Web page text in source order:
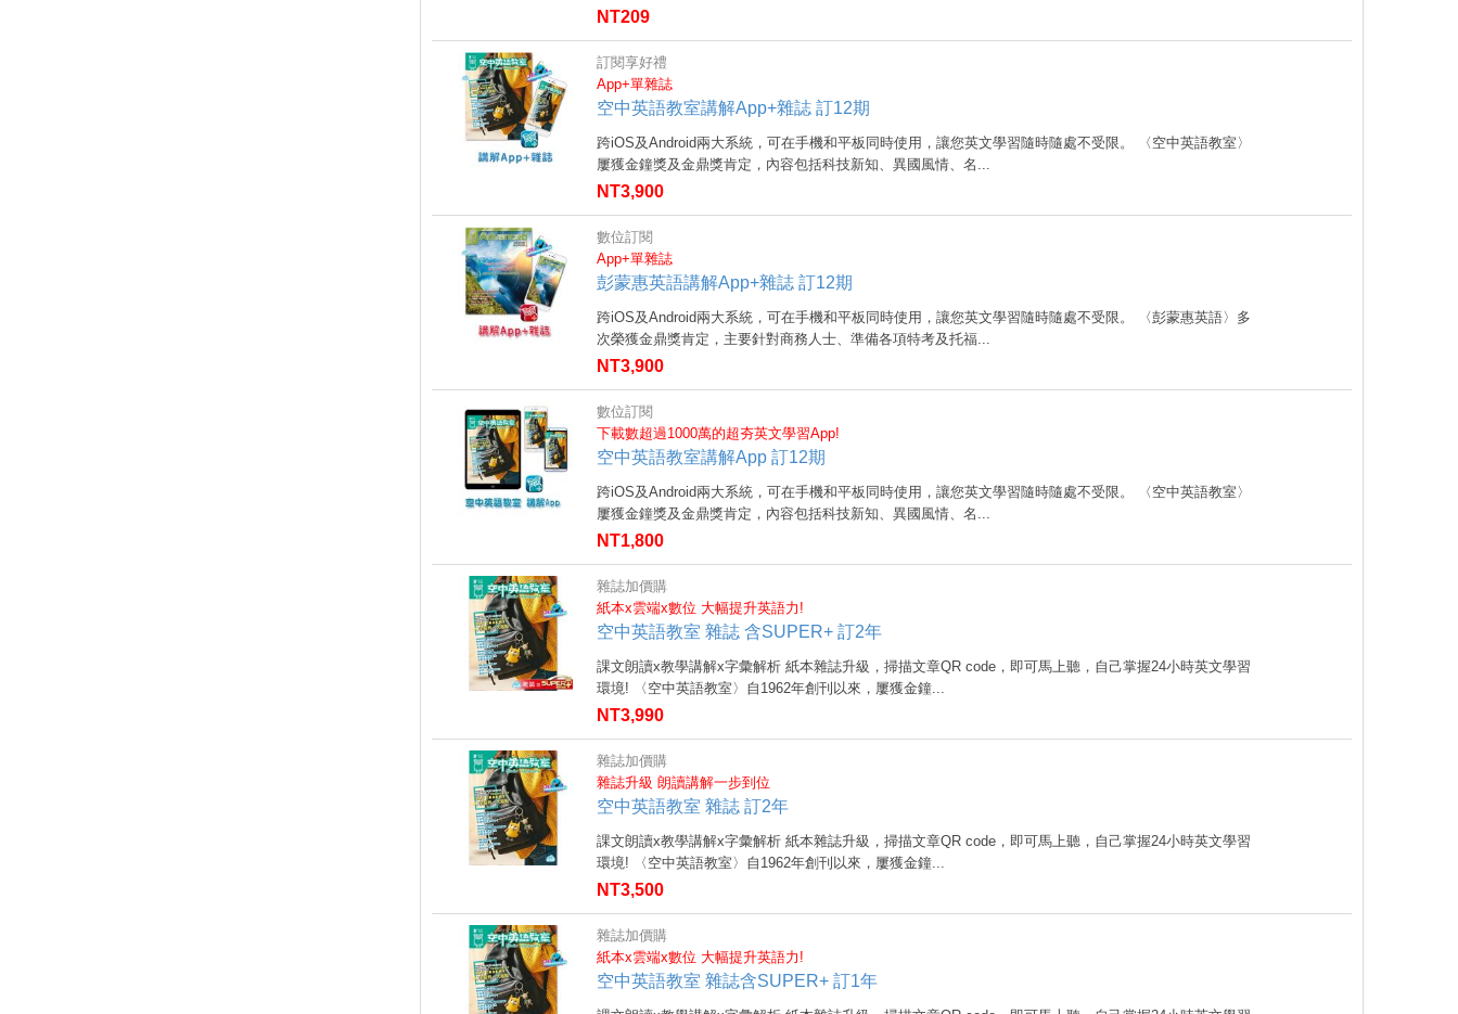
NT209
訂閱享好禮
App+單雜誌
空中英語教室講解App+雜誌 訂12期
跨iOS及Android兩大系統，可在手機和平板同時使用，讓您英文學習隨時隨處不受限。 〈空中英語教室〉
屢獲金鐘獎及金鼎獎肯定，內容包括科技新知、異國風情、名...
NT3,900
數位訂閱
App+單雜誌
彭蒙惠英語講解App+雜誌 訂12期
跨iOS及Android兩大系統，可在手機和平板同時使用，讓您英文學習隨時隨處不受限。 〈彭蒙惠英語〉多
次榮獲金鼎獎肯定，主要針對商務人士、準備各項特考及托福...
NT3,900
數位訂閱
下載數超過1000萬的超夯英文學習App!
空中英語教室講解App 訂12期
跨iOS及Android兩大系統，可在手機和平板同時使用，讓您英文學習隨時隨處不受限。 〈空中英語教室〉
屢獲金鐘獎及金鼎獎肯定，內容包括科技新知、異國風情、名...
NT1,800
雜誌加價購
紙本x雲端x數位 大幅提升英語力!
空中英語教室 雜誌 含SUPER+ 訂2年
課文朗讀x教學講解x字彙解析 紙本雜誌升級，掃描文章QR code，即可馬上聽，自己掌握24小時英文學習
環境! 〈空中英語教室〉自1962年創刊以來，屢獲金鐘...
NT3,990
雜誌加價購
雜誌升級 朗讀講解一步到位
空中英語教室 雜誌 訂2年
課文朗讀x教學講解x字彙解析 紙本雜誌升級，掃描文章QR code，即可馬上聽，自己掌握24小時英文學習
環境! 〈空中英語教室〉自1962年創刊以來，屢獲金鐘...
NT3,500
雜誌加價購
紙本x雲端x數位 大幅提升英語力!
空中英語教室 雜誌含SUPER+ 訂1年